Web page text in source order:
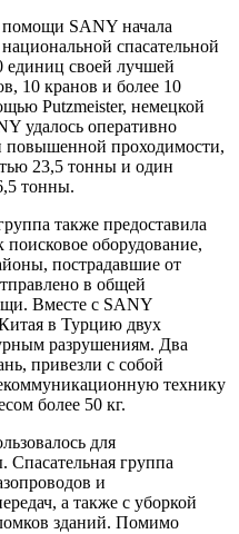
помощи SANY начала
спасательной
единиц своей лучшей
10 кранов и более 10
Putzmeister, немецкой
удалось оперативно
повышенной проходимости,
23,5 тонны и один
тонны.
также предоставила
поисковое оборудование,
пострадавшие от
в общей
Вместе с SANY
в Турцию двух
разрушениям. Два
привезли с собой
технику
более 50 кг.
для
Спасательная группа
и
а также с уборкой
зданий. Помимо